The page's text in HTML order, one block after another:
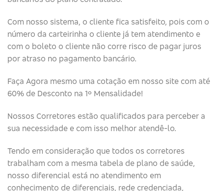
Com nosso sistema, o cliente fica satisfeito, pois com o
número da carteirinha o cliente já tem atendimento e
com o boleto o cliente não corre risco de pagar juros
por atraso no pagamento bancário.
Faça Agora mesmo uma cotação em nosso site com até
60% de Desconto na 1º Mensalidade!
Nossos Corretores estão qualificados para perceber a
sua necessidade e com isso melhor atendê-lo.
Tendo em consideração que todos os corretores
trabalham com a mesma tabela de plano de saúde,
nosso diferencial está no atendimento em
conhecimento de diferenciais, rede credenciada,